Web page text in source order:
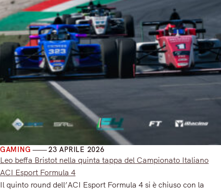
GAMING 23 APRILE 2026
Leo beffa Bristot nella quinta tappa del Campionato Italiano
ACI Esport Formula 4
Il quinto round dell’ACI Esport Formula 4 si è chiuso con la